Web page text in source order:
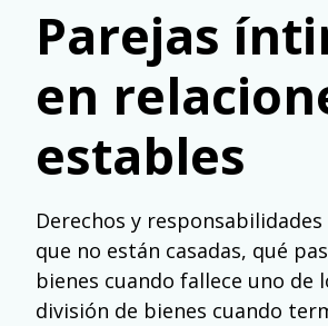
Parejas
en
estables
Derechos y
que no están casadas, qué
bienes cuando fallece uno de
división de bienes cuando